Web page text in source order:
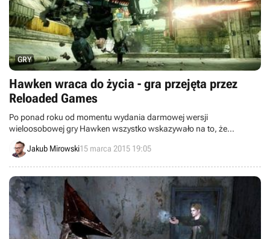
GRY
Hawken wraca do życia - gra przejęta przez
Reloaded Games
Po ponad roku od momentu wydania darmowej wersji
wieloosobowej gry Hawken wszystko wskazywało na to, że
produkcja została porzucona. Informacje na profilu tej produkcji na
Facebooku wskazują jednak na to, że tytuł może znowu zacząć
Jakub Mirowski15 marca 2015 19:05